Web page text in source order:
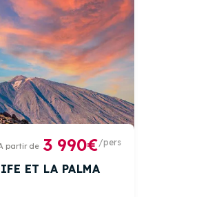
partir de 3 990€/pers
ET LA PALMA